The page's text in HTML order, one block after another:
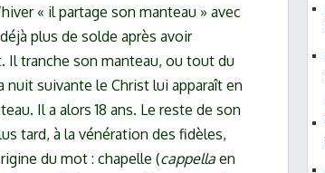
« il partage son manteau » avec
plus de solde après avoir
Il tranche son manteau, ou tout du
suivante le Christ lui apparaît en
Il a alors 18 ans. Le reste de son
tard, à la vénération des fidèles,
du mot : chapelle (cappella en